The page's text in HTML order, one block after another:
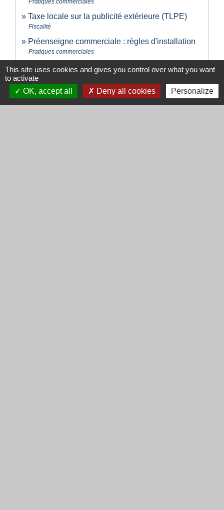
Pratiques commerciales
Taxe locale sur la publicité extérieure (TLPE)
Fiscalité
Préenseigne commerciale : règles d'installation
Pratiques commerciales
Enseigne commerciale : règles d'installation
Pratiques commerciales
Signaler une erreur sur cette page
This site uses cookies and gives you control over what you want
to activate
OK, accept all
Deny all cookies Personalize